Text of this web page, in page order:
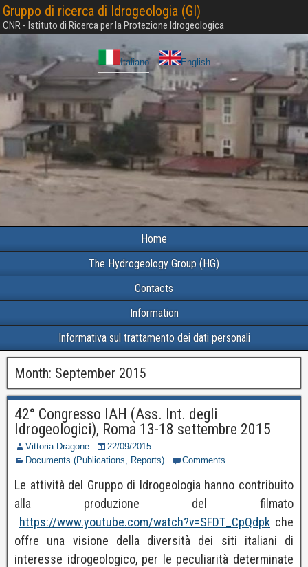
Gruppo di ricerca di Idrogeologia (GI)
CNR - Istituto di Ricerca per la Protezione Idrogeologica
Italiano English
Home
The Hydrogeology Group (HG)
Contacts
Information
Informativa sul trattamento dei dati personali
Month: September 2015
42° Congresso IAH (Ass. Int. degli
Idrogeologici), Roma 13-18 settembre 2015
Vittoria Dragone
22/09/2015
Documents (Publications, Reports)
Comments
Le attività del Gruppo di Idrogeologia hanno contribuito
alla produzione del filmato
https://www.youtube.com/watch?v=SFDT_CpQdpk che
offre una visione della diversità dei siti italiani di
interesse idrogeologico, per le peculiarità determinate